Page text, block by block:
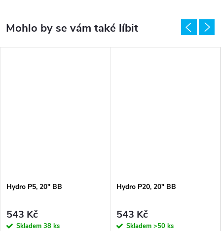
Hydro P5, 20" BB
543 Kč
Skladem 38 ks
Hydro P20, 20" BB
543 Kč
Skladem >50 ks